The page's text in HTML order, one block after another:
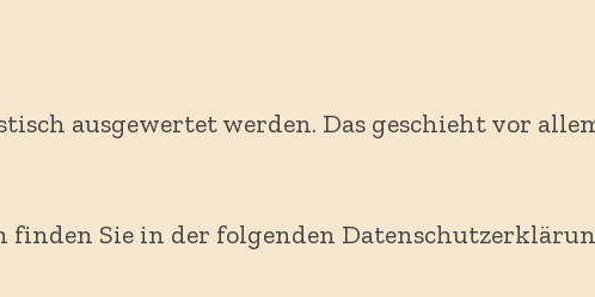
ausgewertet werden. Das geschieht vor
Sie in der folgenden